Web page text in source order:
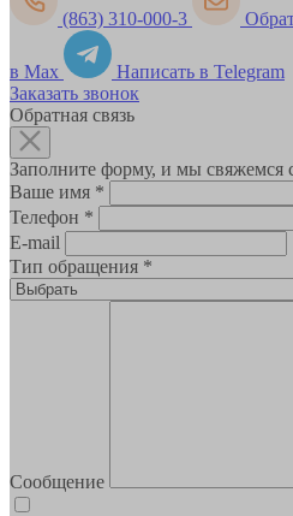
(863) 310-000-3
в Max
Написать в Telegram
Заказать звонок
Обратная связь
Заполните форму, и мы
Ваше имя *
Телефон *
E-mail
Тип обращения *
Сообщение